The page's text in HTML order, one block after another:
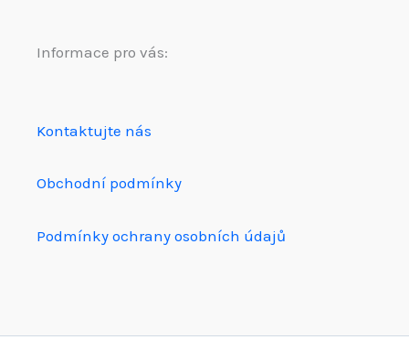
Informace pro vás:
Kontaktujte nás
Obchodní podmínky
Podmínky ochrany osobních údajů